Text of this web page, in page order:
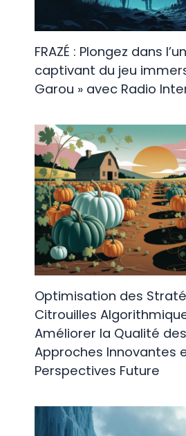
FRAZÉ : Plongez dans
captivant du jeu
Garou » avec Radio
Optimisation des
Citrouilles
Améliorer la Qualité
Approches Innovantes
Perspectives Future